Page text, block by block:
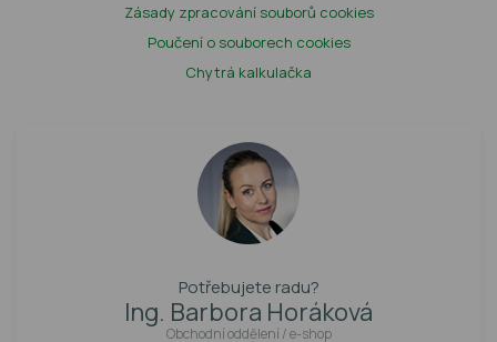
Zásady zpracování souborů cookies
Poučení o souborech cookies
Chytrá kalkulačka
Potřebujete radu?
Ing. Barbora Horáková
Obchodní oddělení / e-shop